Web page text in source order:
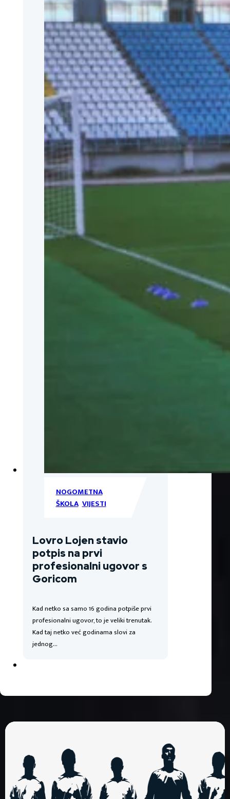
NOGOMETNA
ŠKOLA,VIJESTI
Lovro Lojen stavio
potpis na prvi
profesionalni ugovor s
Goricom
Kad netko sa samo 16 godina potpiše prvi
profesionalni ugovor, to je veliki trenutak.
Kad taj netko već godinama slovi za
jednog…